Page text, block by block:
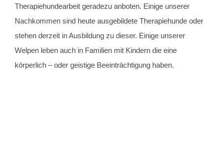
Therapiehundearbeit geradezu anboten. Einige unserer
Nachkommen sind heute ausgebildete Therapiehunde oder
stehen derzeit in Ausbildung zu dieser. Einige unserer
Welpen leben auch in Familien mit Kindern die eine
körperlich – oder geistige Beeinträchtigung haben.